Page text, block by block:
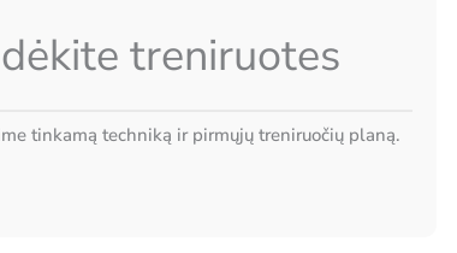
treniruotes
tinkamą techniką ir pirmųjų treniruočių planą.